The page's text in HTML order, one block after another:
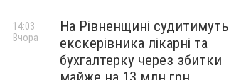
На Рівненщині судитимуть
екскерівника лікарні та
бухгалтерку через збитки
14:03
Вчора